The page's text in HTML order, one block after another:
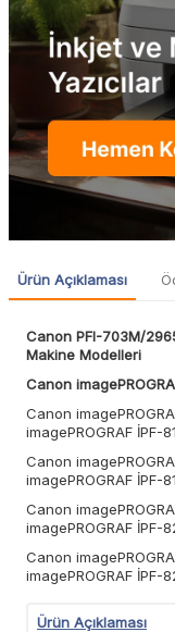
Ürün Açıklaması
Canon PFI-703M/
Makine Modelleri
Canon
Canon
imagePROGRAF İPF-
Canon
imagePROGRAF İPF-
Canon
imagePROGRAF İPF-
Canon
imagePROGRAF İPF-
Ürün Açıklaması